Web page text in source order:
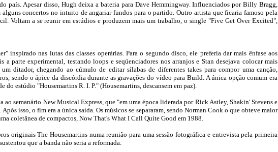
país. Apesar disso, Hugh deixa a bateria para Dave Hemmingway. Influenciados por Billy Bragg,
concertos no intuito de angariar fundos para o partido. Outro artista que ficaria famoso pela
Voltam a se reunir em estúdios e produzem mais um trabalho, o single "Five Get Over Excited",
nas lutas das classes operárias. Para o segundo disco, ele preferia dar mais ênfase aos
parte experimental, testando loops e seqüenciadores nos arranjos e Stan desejava colocar mais
ditador, chegando ao cúmulo de editar sílabas de diferentes takes para compor uma canção,
sendo o ápice da discórdia durante as gravações do vídeo para Build. A única opção comum era
do estúdio "Housemartins R. I. P." (Housemartins, descansem em paz).
ao semanário New Musical Express, que "em uma época liderada por Rick Astley, Shakin' Stevens e
isso, o fim era a única saída. Os músicos se separaram, sendo Norman Cook o que obteve maior
coletânea de compactos, Now That's What I Call Quite Good em 1988.
originais The Housemartins numa reunião para uma sessão fotográfica e entrevista pela primeira
que a banda não seria a reformada.